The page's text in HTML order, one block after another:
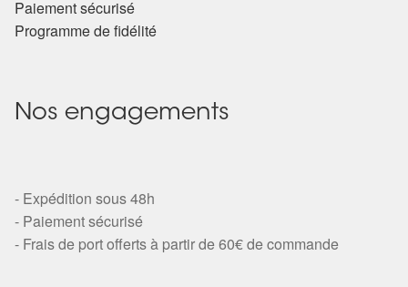
Paiement sécurisé
Programme de fidélité
Nos engagements
- Expédition sous 48h
- Paiement sécurisé
- Frais de port offerts à partir de 60€ de commande